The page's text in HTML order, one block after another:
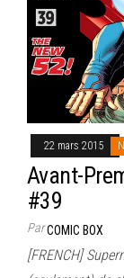
22 mars 2015
Avant-
#39
ParCOMIC BOX
[FRENCH]